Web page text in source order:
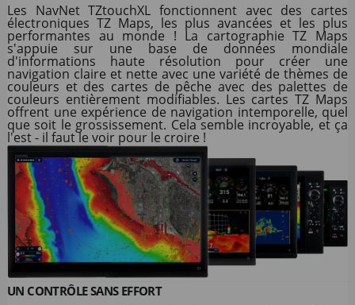
Les NavNet TZtouchXL fonctionnent avec des cartes
électroniques TZ Maps, les plus avancées et les plus
performantes au monde ! La cartographie TZ Maps
s'appuie sur une base de données mondiale
d'informations haute résolution pour créer une
navigation claire et nette avec une variété de thèmes de
couleurs et des cartes de pêche avec des palettes de
couleurs entièrement modifiables. Les cartes TZ Maps
offrent une expérience de navigation intemporelle, quel
que soit le grossissement. Cela semble incroyable, et ça
l'est - il faut le voir pour le croire !
UN CONTRÔLE SANS EFFORT